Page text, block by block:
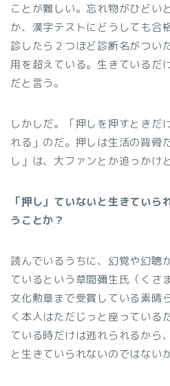
ことが難しい。忘れ物がひどい
か、漢字テストにどうしても合
診したら２つほど診断名がつい
用を超えている。生きているだ
だと言う。
しかしだ。「押しを押すときだ
れる」のだ。押しは生活の背骨
し」は、大ファンとか追っかけ
「押し」ていないと生きていら
うことか？
読んでいるうちに、幻覚や幻聴
ているという草間彌生氏（くさ
文化勲章まで受賞している素晴
く本人はただじっと座っている
ている時だけは逃れられるから
と生きていられないのではないか